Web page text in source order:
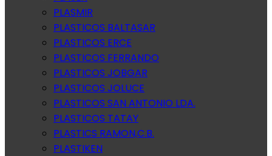
PLASMIR
PLASTICOS BALTASAR
PLASTICOS ERCE
PLASTICOS FERRANDO
PLASTICOS JOBGAR
PLASTICOS JOLUCE
PLASTICOS SAN ANTONIO LDA.
PLASTICOS TATAY
PLASTICS RAMON,C.B.
PLASTIKEN